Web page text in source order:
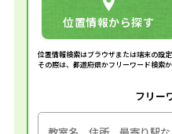
位置情報から探す
位置情報検索はブラウザまたは端末の設
その際は、都道府県かフリーワード検索か
フリー